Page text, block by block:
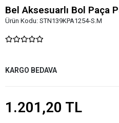
Bel Aksesuarlı Bol Paça
Ürün Kodu: STN139KPA1254-S.M
KARGO BEDAVA
1.201,20 TL